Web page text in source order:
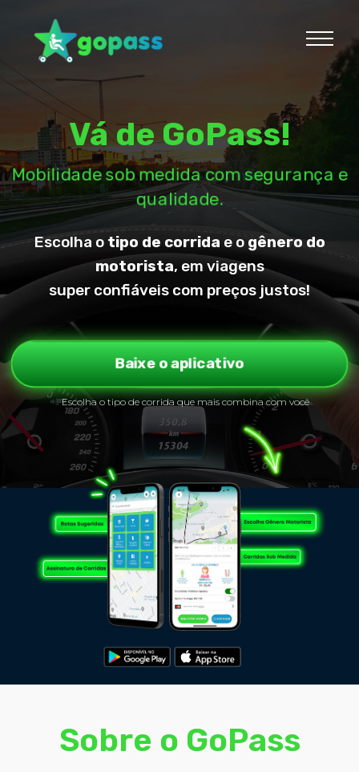
Vá de GoPass!
Mobilidade sob medida com segurança e
qualidade.
Escolha o tipo de corrida e o gênero do
motorista, em viagens
super confiáveis com preços justos!
Baixe o aplicativo
📲Escolha o tipo de corrida que mais combina com você
Sobre o GoPass